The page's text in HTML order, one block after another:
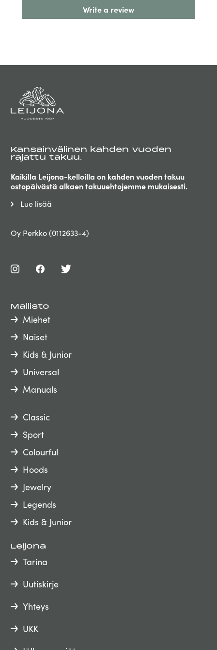
Write a review
Kansainvälinen kahden vuoden
rajattu takuu.
Kaikilla Leijona-kelloilla on kahden vuoden takuu
ostopäivästä alkaen takuuehtojemme mukaisesti.
Lue lisää
Oy Perkko (0112633-4)
Mallisto
Miehet
Naiset
Kids & Junior
Universal
Manuals
Classic
Sport
Colourful
Hoods
Jewelry
Legends
Kids & Junior
Leijona
Tarina
Uutiskirje
Yhteys
UKK